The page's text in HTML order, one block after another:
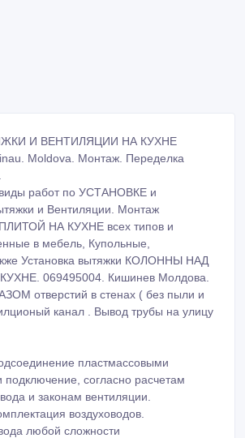
И ВЕНТИЛЯЦИИ НА КУХНЕ
Moldova. Монтаж. Переделка
работ по УСТАНОВКЕ и
и Вентиляции. Монтаж
НА КУХНЕ всех типов и
в мебель, Купольные,
Установка вытяжки КОЛОННЫ НАД
069495004. Кишинев Молдова.
отверстий в стенах ( без пыли и
канал . Вывод трубы на улицу
пластмассовыми
подключение, согласно расчетам
и законам вентиляции.
воздуховодов.
любой сложности